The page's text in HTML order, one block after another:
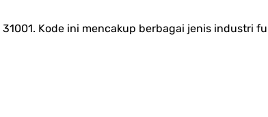
Kode ini mencakup berbagai jenis industri